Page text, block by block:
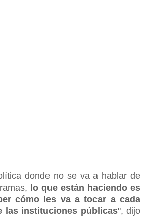
donde no se va a hablar de
lo que están haciendo es
cómo les va a tocar a cada
las instituciones públicas", dijo